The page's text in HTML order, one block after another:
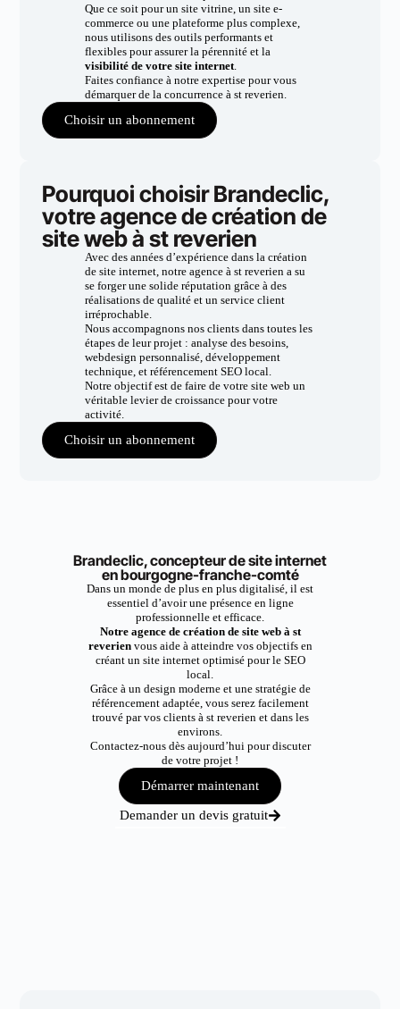
Que ce soit pour un site vitrine, un site e-
commerce ou une plateforme plus complexe,
nous utilisons des outils performants et
flexibles pour assurer la pérennité et la
visibilité de votre site internet.
Faites confiance à notre expertise pour vous
démarquer de la concurrence à st reverien.
Choisir un abonnement
Pourquoi choisir Brandeclic,
votre agence de création de
site web à st reverien
Avec des années d’expérience dans la création
de site internet, notre agence à st reverien a su
se forger une solide réputation grâce à des
réalisations de qualité et un service client
irréprochable.
Nous accompagnons nos clients dans toutes les
étapes de leur projet : analyse des besoins,
webdesign personnalisé, développement
technique, et référencement SEO local.
Notre objectif est de faire de votre site web un
véritable levier de croissance pour votre
activité.
Choisir un abonnement
Brandeclic, concepteur de site internet
en bourgogne-franche-comté
Dans un monde de plus en plus digitalisé, il est
essentiel d’avoir une présence en ligne
professionnelle et efficace.
Notre agence de création de site web à st
reverienvous aide à atteindre vos objectifs en
créant un site internet optimisé pour le SEO
local.
Grâce à un design moderne et une stratégie de
référencement adaptée, vous serez facilement
trouvé par vos clients à st reverien et dans les
environs.
Contactez-nous dès aujourd’hui pour discuter
de votre projet !
Démarrer maintenant
Demander un devis gratuit